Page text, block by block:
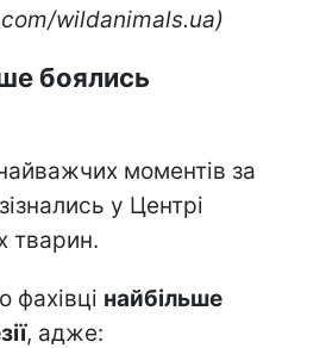
wildanimals.ua)
боялись
моментів за
у Центрі
тварин.
фахівці найбільше
, адже: